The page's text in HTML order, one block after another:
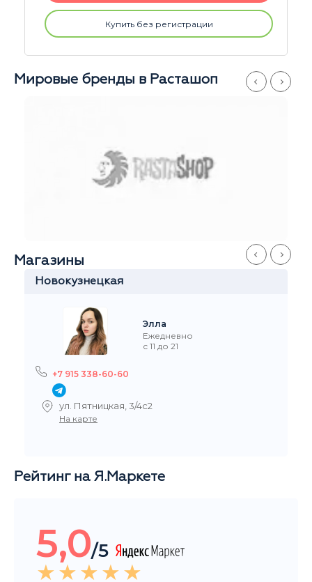
Купить без регистрации
Мировые бренды в Расташоп
Китай-Город
ул.Забелина, 1
Рейтинг на Я.Маркете
5,0/5
Читать все отзывы
НАШИ ПОКУПАТЕЛИ ДОВОЛЬНЫ